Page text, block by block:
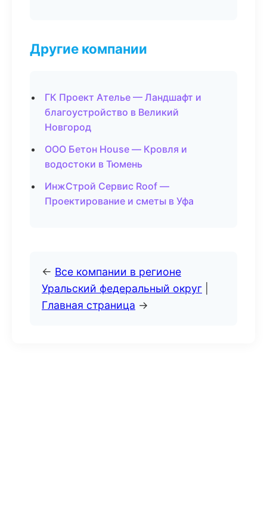
Другие компании
ГК Проект Ателье — Ландшафт и
благоустройство в Великий
Новгород
ООО Бетон House — Кровля и
водостоки в Тюмень
ИнжСтрой Сервис Roof —
Проектирование и сметы в Уфа
← Все компании в регионе
Уральский федеральный округ
Главная страница →